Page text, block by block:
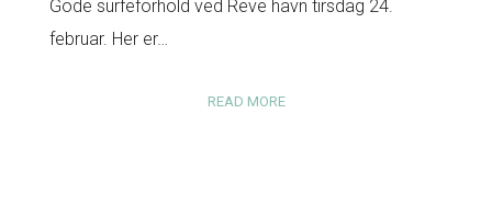
Gode surfeforhold ved Reve havn tirsdag 24.
februar. Her er…
READ MORE